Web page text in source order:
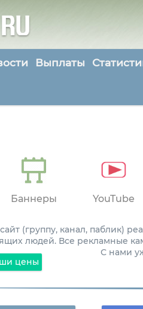
Выплаты
Баннеры YouTube
(группу, канал, паблик)
людей. Все рекламные
С нами
цены